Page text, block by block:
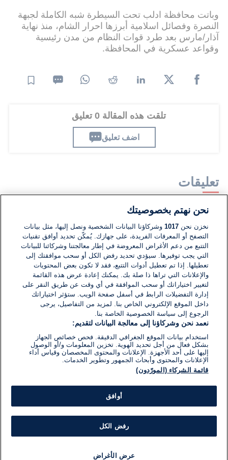
وباتت محافظة ادلب تحت السيطرة شبه الكاملة لجبهة
النصرة وفصائل اسلامية أبرزها احرار الشام، منذ نهاية
آذار/مارس بعد طرد قوات النظام من مدن رئيسية
وقواعد عسكرية في المحافظة.
تلقت هذه المقالة 0 تعليق
اضف تعليق
تعليقات
لا توجد تعليقات مكتوبة حتى الآن. كن الأول!
اكتب تعليقًا جديدًا ...
نحن نهتم بخصوصيتك
نخزن نحن1017 وشركاؤنا البيانات الشخصية ونصل إليها، مثل بيانات
التصفح أو المعرفات الفريدة، على جهازك. يُمكّن تحديد أوافق تقنيات
التتبع من دعم الأغراض المعروضة في إطار معالجتنا وشركائنا للبيانات
التي يجب توفيرها. سيؤدي تحديد رفض الكل أو سحب موافقتك إلى
تعطيلها. إذا تم تعطيل أدوات التتبع، فقد لا تكون بعض المحتويات
والإعلانات التي تراها ذا صلة بك. يمكنك إعادة عرض هذه القائمة
لتغيير اختياراتك أو سحب الموافقة في أي وقت عن طريق النقر على
إدارة التفضيلات الرابط في أسفل صفحة الويب. ستؤثر اختياراتك
داخل الموقع الإلكتروني الخاص بنا. لمزيد من التفاصيل، يرجى
الرجوع إلى سياسة الخصوصية الخاصة بنا.
نعمد نحن وشركاؤنا إلى معالجة البيانات لتقديم:
استخدام بيانات الموقع الجغرافي الدقيقة. فحص خصائص الجهاز
بشكل فعال من أجل تحديد الهوية. تخزين المعلومات و/أو الوصول
إليها على أحد الأجهزة. الإعلانات والمحتوى المخصصان وقياس أداء
الإعلانات والمحتوى وأبحاث الجمهور وتطوير الخدمات.
قائمة الشركاء (المورّدون)
أوافق
رفض الكل
عرض الأغراض